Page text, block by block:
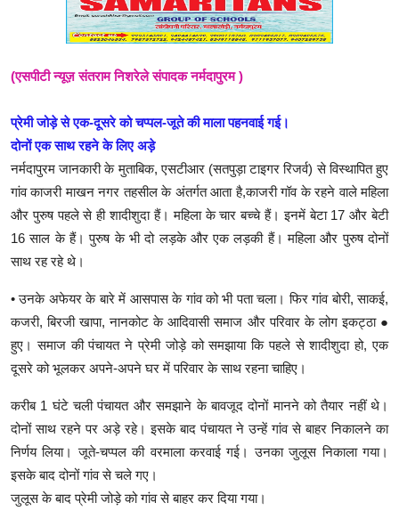
(एसपीटी न्यूज़ संतराम निशरेले संपादक नर्मदापुरम )
प्रेमी जोड़े से एक-दूसरे को चप्पल-जूते की माला पहनवाई गई।
दोनों एक साथ रहने के लिए अड़े
नर्मदापुरम जानकारी के मुताबिक, एसटीआर (सतपुड़ा टाइगर रिजर्व) से विस्थापित हुए
गांव काजरी माखन नगर तहसील के अंतर्गत आता है,काजरी गॉव के रहने वाले महिला
और पुरुष पहले से ही शादीशुदा हैं। महिला के चार बच्चे हैं। इनमें बेटा 17 और बेटी
16 साल के हैं। पुरुष के भी दो लड़के और एक लड़की हैं। महिला और पुरुष दोनों
साथ रह रहे थे।
• उनके अफेयर के बारे में आसपास के गांव को भी पता चला। फिर गांव बोरी, साकई,
कजरी, बिरजी खापा, नानकोट के आदिवासी समाज और परिवार के लोग इकट्ठा ●
हुए। समाज की पंचायत ने प्रेमी जोड़े को समझाया कि पहले से शादीशुदा हो, एक
दूसरे को भूलकर अपने-अपने घर में परिवार के साथ रहना चाहिए।
करीब 1 घंटे चली पंचायत और समझाने के बावजूद दोनों मानने को तैयार नहीं थे।
दोनों साथ रहने पर अड़े रहे। इसके बाद पंचायत ने उन्हें गांव से बाहर निकालने का
निर्णय लिया। जूते-चप्पल की वरमाला करवाई गई। उनका जुलूस निकाला गया।
इसके बाद दोनों गांव से चले गए।
जुलूस के बाद प्रेमी जोड़े को गांव से बाहर कर दिया गया।